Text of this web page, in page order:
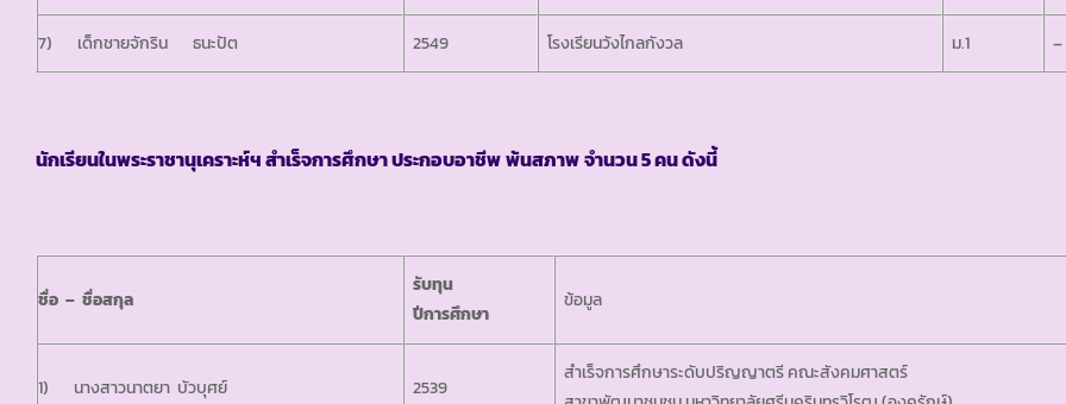
7) เด็กชายจักริน ธนะปัต 2549 โรงเรียนวังไกลกังวล ม.1 –
นักเรียนในพระราชานุเคราะห์ฯ สำเร็จการศึกษา ประกอบอาชีพพ้นสภาพจำนวน5 คน ดังนี้
ชื่อ – ชื่อสกุล
รับทุน
ปีการศึกษา
ข้อมูล
1) นางสาวนาตยา บัวบุศย์ 2539
สำเร็จการศึกษาระดับปริญญาตรี คณะสังคมศาสตร์